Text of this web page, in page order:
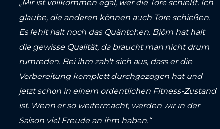
„Mir ist vollkommen egal, wer die Tore schießt. Ich
glaube, die anderen können auch Tore schießen.
Es fehlt halt noch das Quäntchen. Björn hat halt
die gewisse Qualität, da braucht man nicht drum
rumreden. Bei ihm zahlt sich aus, dass er die
Vorbereitung komplett durchgezogen hat und
jetzt schon in einem ordentlichen Fitness-Zustand
ist. Wenn er so weitermacht, werden wir in der
Saison viel Freude an ihm haben.“